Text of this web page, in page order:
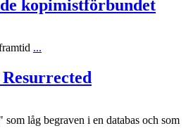
kopimistförbundet
...
låg begraven i en databas och som